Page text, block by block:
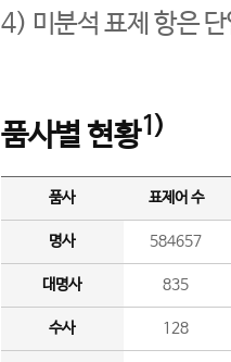
4) 미분석 표제 항은
품사별 현황1)
품사 표제어 수
명사 584657
대명사 835
수사 128